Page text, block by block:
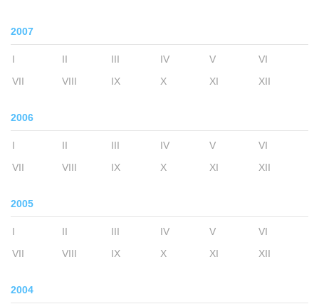
2007
I II III IV V
VI
VII
VIII IX X XI XII
2006
I II III IV V
VI
VII
VIII IX X XI XII
2005
I II III IV V
VI
VII
VIII IX X XI XII
2004